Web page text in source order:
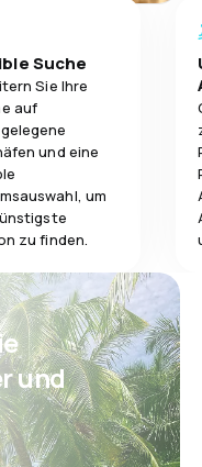
Suche
Sie Ihre
auf
und eine
um
zu finden.
und